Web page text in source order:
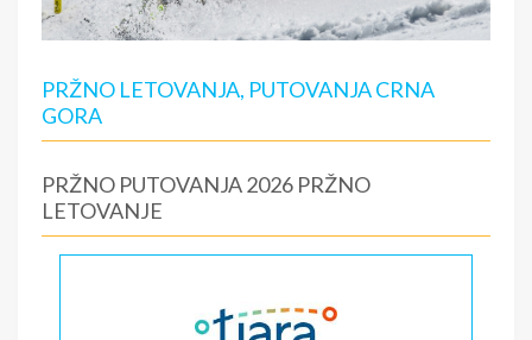
PRŽNO LETOVANJA, PUTOVANJA CRNA
GORA
PRŽNO PUTOVANJA 2026 PRŽNO
LETOVANJE